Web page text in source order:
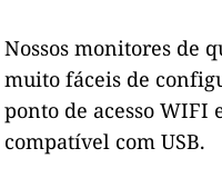
Nossos monitores de
muito fáceis de
ponto de acesso WIFI
compatível com USB.